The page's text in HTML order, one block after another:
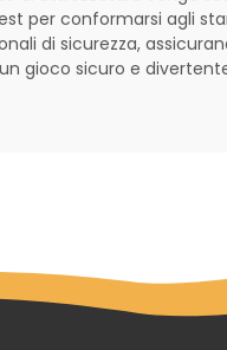
per conformarsi agli
di sicurezza,
gioco sicuro e